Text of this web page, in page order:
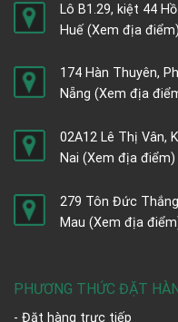
Lô B1.29, kiệt 44
Huế (Xem địa điểm)
174 Hàn Thuyên,
Nẵng (Xem địa
02A12 Lê Thị Vân,
Nai (Xem địa điểm)
279 Tôn Đức
Mau (Xem địa
PHƯƠNG THỨC ĐẶT
- Đặt hàng trực tiếp